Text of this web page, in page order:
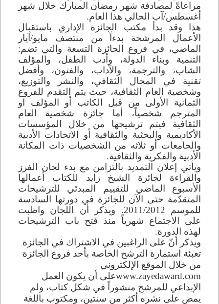
مراعاةً لمصادفة شهر رمضان المبارك خلال شهر
أغسطس/آب الحالي هذا العام.
هذا وقد بدأ مكتب الجائزة الإداري باستقبال
الأعمال المرشحة بدءاً من منتصف مايو/آيار
الماضي، في فروع الجائزة التسعة والتي تضم:
التنمية وبناء الدولة، وأدب الطفل، والمؤلف
الشاب، والترجمة، والآداب، والفنون، وأفضل
تقنية في المجال الثقافي، والنشر والتوزيع،
وشخصية العام الثقافية، حيث يتم التقدم للفروع
الثمانية الأولى من قبل الكاتب أو المؤلف او
المترجم شخصياً، أما جائزة شخصية العام
الثقافية فيتم ترشيحها من خلال المؤسسات
الأكاديمية والبحثية والثقافية أو الاتحادات الأدبية
والجامعات أو ثلاثه من الشخصيات ذات المكانة
الأدبية والفكرية والثقافية.
ويأتي إعلان التمديد بالتزامن مع بدء لجان الفرز
والقراءة لجائزة الشيخ زايد للكتاب أعمالها
الأسبوع الماضي للتقييم المبدئي للترشيحات
المتقدّمة حتى الآن للجائزة في دورتها السادسة
للموسم 2011/2012. ويذكر أن اللجان واظبت
على الاجتماع شهرياً منذ فتح باب الترشيحات
لهذه الدورة.
ويذكر أنّ على الراغبين في الاشتراك في الجائزة
تعبئة استمارة الترشح الخاصة بأحد فروع الجائزة
من خلال الموقع الإلكتروني
www.zayedaward.comعلى أن يكون العمل
الإبداعي للمرشح منشوراً في شكل كتاب، ولم
يمضِ على نشره أكثر من سنتين، ومكتوب باللغة